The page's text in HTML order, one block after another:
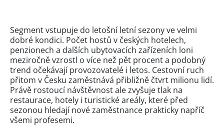
Segment vstupuje do letošní letní sezony ve velmi
dobré kondici. Počet hostů v českých hotelech,
penzionech a dalších ubytovacích zařízeních loni
meziročně vzrostl o více než pět procent a podobný
trend očekávají provozovatelé i letos. Cestovní ruch
přitom v Česku zaměstnává přibližně čtvrt milionu lidí.
Právě rostoucí návštěvnost ale zvyšuje tlak na
restaurace, hotely i turistické areály, které před
sezonou hledají nové zaměstnance prakticky napříč
všemi profesemi.